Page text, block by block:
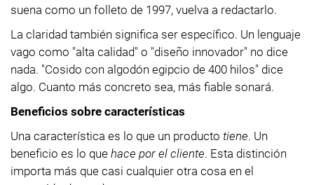
suena como un folleto de 1997, vuelva a redactarlo.
La claridad también significa ser específico. Un lenguaje
vago como "alta calidad" o "diseño innovador" no dice
nada. "Cosido con algodón egipcio de 400 hilos" dice
algo. Cuanto más concreto sea, más fiable sonará.
Beneficios sobre características
Una característica es lo que un producto tiene. Un
beneficio es lo que hace por el cliente. Esta distinción
importa más que casi cualquier otra cosa en el